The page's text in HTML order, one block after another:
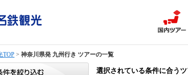
TOP > 神奈川県発 九州行き ツアーの一覧
選択されている条件に合う